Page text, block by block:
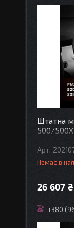
Штатна
500/500X
Немає в
26 607 ₴
+380